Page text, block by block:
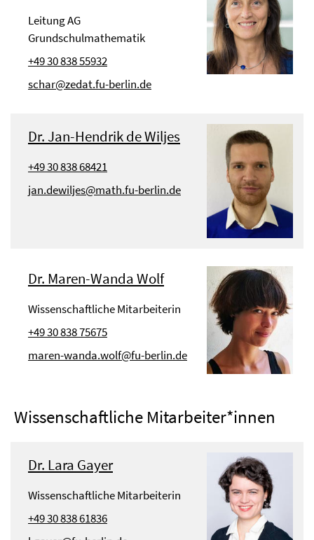
Leitung AG
Grundschulmathematik
+49 30 838 55932
schar@zedat.fu-berlin.de
Dr. Jan-Hendrik de Wiljes
+49 30 838 68421
jan.dewiljes@math.fu-berlin.de
Dr. Maren-Wanda Wolf
Wissenschaftliche Mitarbeiterin
+49 30 838 75675
maren-wanda.wolf@fu-berlin.de
Wissenschaftliche Mitarbeiter*innen
Dr. Lara Gayer
Wissenschaftliche Mitarbeiterin
+49 30 838 61836